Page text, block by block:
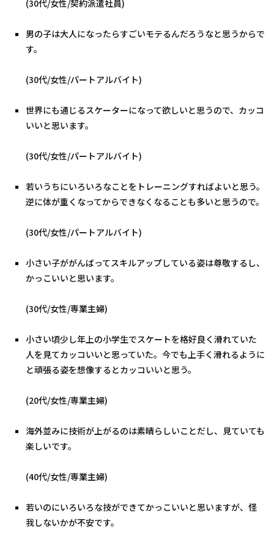
(30代/女性/契約派遣社員)
男の子は大人になったらすごいモテるんだろうなと思うからで
す。
(30代/女性/パートアルバイト)
世界にも通じるスケーターになって欲しいと思うので、カッコ
いいと思います。
(30代/女性/パートアルバイト)
若いうちにいろいろなことをトレーニングすればよいと思う。
逆に体が重くなってからできなくなることも多いと思うので。
(30代/女性/パートアルバイト)
小さい子ががんばってスキルアップしている姿は尊敬するし、
かっこいいと思います。
(30代/女性/専業主婦)
小さい頃少し年上の小学生でスケートを格好良く滑れていた
人を見てカッコいいと思っていた。今でも上手く滑れるように
と頑張る姿を想像するとカッコいいと思う。
(20代/女性/専業主婦)
海外並みに技術が上がるのは素晴らしいことだし、見ていても
楽しいです。
(40代/女性/専業主婦)
若いのにいろいろな技ができてかっこいいと思いますが、怪
我しないかが不安です。